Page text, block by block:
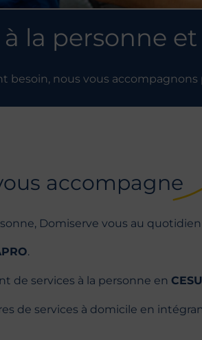
la personne
besoin, nous vous
accompagne
Domiserve vous au
.
de services à la personne en CESU
de services à domicile en